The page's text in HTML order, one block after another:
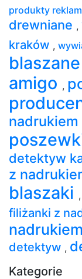
produkty
drewniane ,
kraków ,
blaszane
amigo ,
nadrukiem
detektyw
z
blaszaki ,
filiżanki z
nadrukiem
detektyw ,
Kategorie